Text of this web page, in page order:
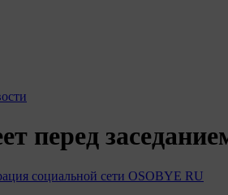
перед
социальной сети OSOBYE RU